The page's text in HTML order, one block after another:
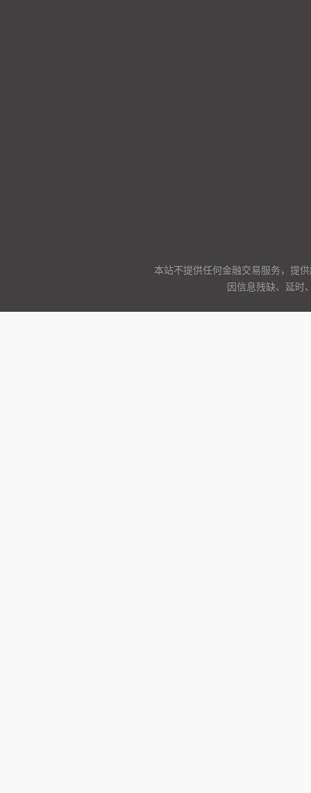
本站不提供任何金融交易服务，提
因信息残缺、延时